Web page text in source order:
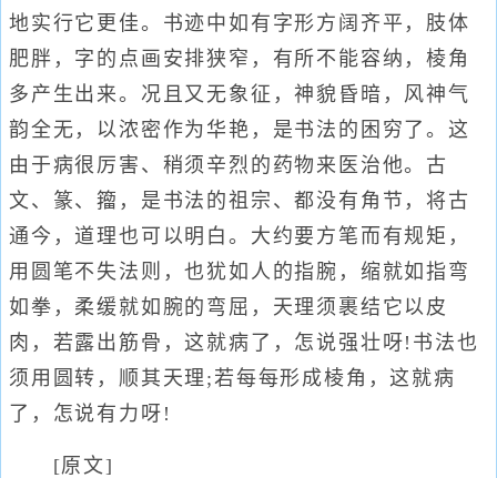
地实行它更佳。书迹中如有字形方阔齐平，肢体
肥胖，字的点画安排狭窄，有所不能容纳，棱角
多产生出来。况且又无象征，神貌昏暗，风神气
韵全无，以浓密作为华艳，是书法的困穷了。这
由于病很厉害、稍须辛烈的药物来医治他。古
文、篆、籀，是书法的祖宗、都没有角节，将古
通今，道理也可以明白。大约要方笔而有规矩，
用圆笔不失法则，也犹如人的指腕，缩就如指弯
如拳，柔缓就如腕的弯屈，天理须裹结它以皮
肉，若露出筋骨，这就病了，怎说强壮呀!书法也
须用圆转，顺其天理;若每每形成棱角，这就病
了，怎说有力呀!
[原文]